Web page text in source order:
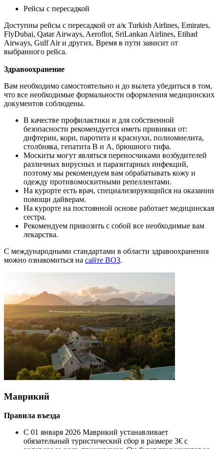
Рейсы с пересадкой
Доступны рейсы с пересадкой от а/к Turkish Airlines, Emirates,
FlyDubai, Qatar Airways, Aeroflot, SriLankan Airlines, Etihad
Airways, Gulf Air и других. Время в пути зависит от
выбранного рейса.
Здравоохранение
Вам необходимо самостоятельно и до вылета убедиться в том,
что все необходимые формальности оформления медицинских
документов соблюдены.
В качестве профилактики и для собственной
безопасности рекомендуется иметь прививки от:
дифтерии, кори, паротита и краснухи, полиомиелита,
столбняка, гепатита В и А, брюшного тифа.
Москиты могут являться переносчиками возбудителей
различных вирусных и паразитарных инфекций,
поэтому мы рекомендуем вам обрабатывать кожу и
одежду противомоскитными репеллентами.
На курорте есть врач, специализирующийся на оказании
помощи дайверам.
На курорте на постоянной основе работает медицинская
сестра.
Рекомендуем привозить с собой все необходимые вам
лекарства.
С международными стандартами в области здравоохранения
можно ознакомиться на сайте ВОЗ.
Маврикий
Правила въезда
С 01 января 2026 Маврикий устанавливает
обязательный туристический сбор в размере 3€ с